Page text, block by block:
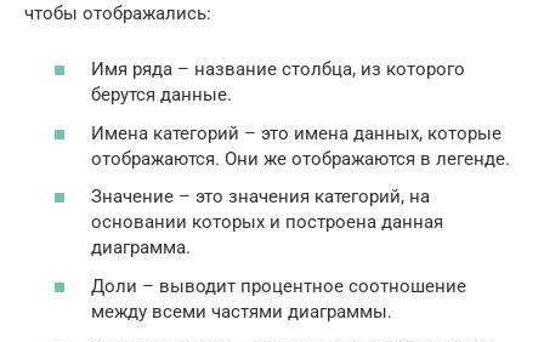
чтобы отображались:
Имя ряда – название столбца, из которого
берутся данные.
Имена категорий – это имена данных, которые
отображаются. Они же отображаются в легенде.
Значение – это значения категорий, на
основании которых и построена данная
диаграмма.
Доли – выводит процентное соотношение
между всеми частями диаграммы.